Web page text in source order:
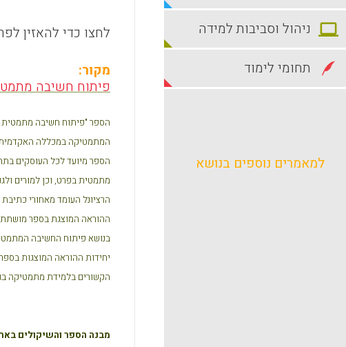
לחצו כדי להאזין
מקור:
פיתוח חשיבה
הספר "פיתוח חשיבה מתמטית
המתמטיקה במכללה
הספר מיועד לכל העוסקים
מתמטית בפרט, וכן למורים
הרציונל העומד מאחורי
ההוראה המוצגת בספר
בנושא פיתוח החשיבה
יחידות ההוראה המוצגות
הקשורים בלמידת מתמטיקה
מבנה הספר והשיקולים
ניהול וסביבות למידה
תחומי לימוד
למאמרים נוספים בנושא